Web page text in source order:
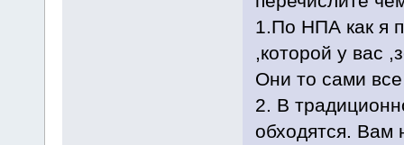
1.По НПА как я
,которой у вас
Они то сами
2. В
обходятся. Вам